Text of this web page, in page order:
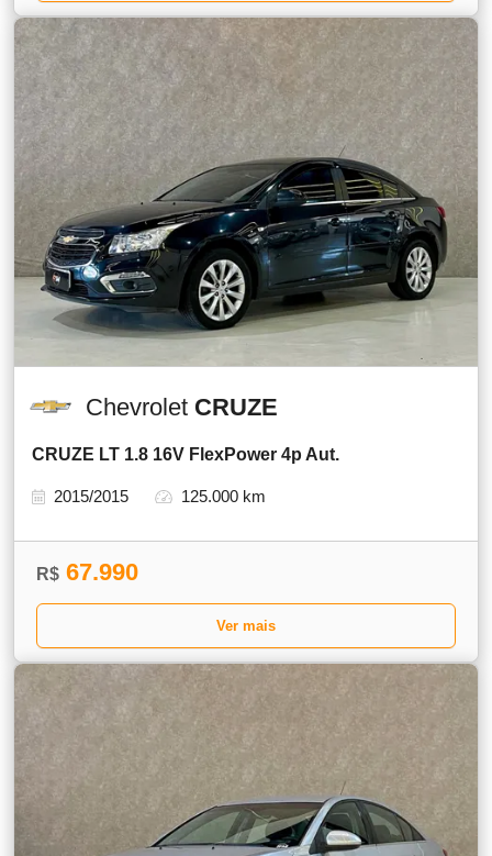
Chevrolet CRUZE
CRUZE LT 1.8 16V FlexPower 4p Aut.
2015/2015 125.000 km
R$ 67.990
Ver mais